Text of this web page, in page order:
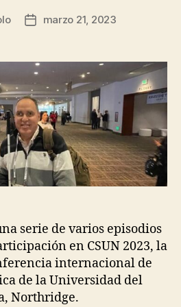
Fecha
entrada
marzo 21, 2023
serie de varios episodios
en CSUN 2023, la
internacional de
de la Universidad del
Northridge.